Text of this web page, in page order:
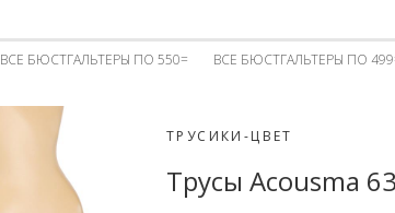
ВСЕ БЮСТГАЛЬТЕРЫ ПО 550= ВСЕ БЮСТГАЛЬТЕРЫ ПО
ТРУСИКИ-ЦВЕТ
Трусы Acousma